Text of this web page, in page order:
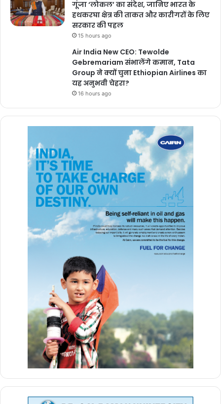
गूंजा ‘लोकल’ का संदेश, जानिए भारत के
हथकरघा क्षेत्र की ताकत और कारीगरों के लिए
सरकार की पहल
15 hours ago
Air India New CEO: Tewolde
Gebremariam संभालेंगे कमान, Tata
Group ने क्यों चुना Ethiopian Airlines का
यह अनुभवी चेहरा?
16 hours ago